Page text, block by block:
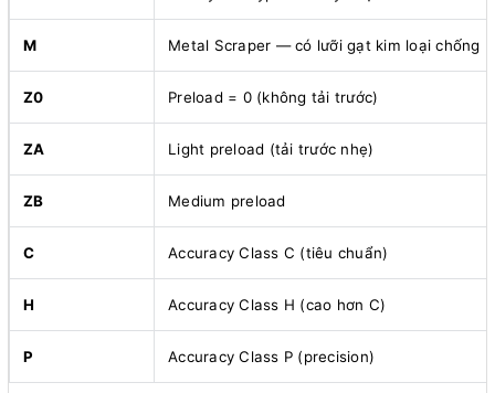
M Metal Scraper — có lưỡi gạt kim loại chống
Z0 Preload = 0 (không tải trước)
ZA Light preload (tải trước nhẹ)
ZB Medium preload
C Accuracy Class C (tiêu chuẩn)
H Accuracy Class H (cao hơn C)
P Accuracy Class P (precision)